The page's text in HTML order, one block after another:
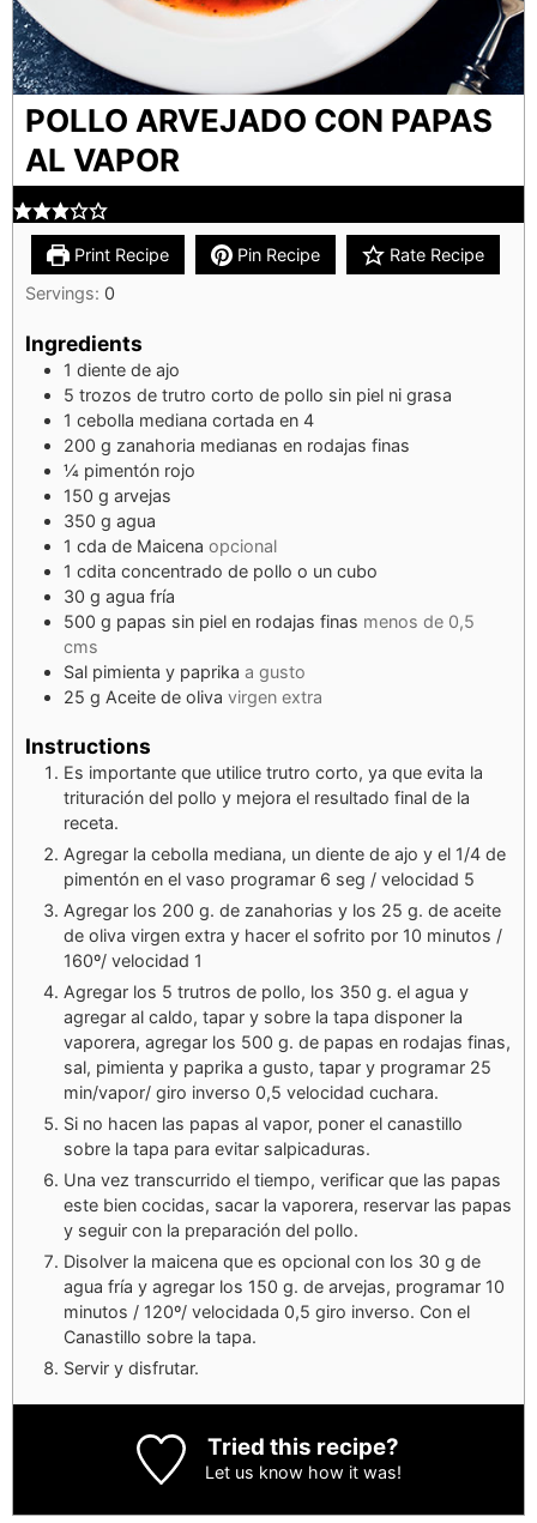
POLLO ARVEJADO CON PAPAS
AL VAPOR
Print Recipe Pin Recipe
Rate Recipe
Servings: 0
Ingredients
1 diente de ajo
5 trozos de trutro corto de pollo sin piel ni grasa
1 cebolla mediana cortada en 4
200 g zanahoria medianas en rodajas finas
¼ pimentón rojo
150 g arvejas
350 g agua
1 cda de Maicena opcional
1 cdita concentrado de pollo o un cubo
30 g agua fría
500 g papas sin piel en rodajas finas menos de 0,5
cms
Sal pimienta y paprika a gusto
25 g Aceite de oliva virgen extra
Instructions
Es importante que utilice trutro corto, ya que evita la
trituración del pollo y mejora el resultado final de la
receta.
Agregar la cebolla mediana, un diente de ajo y el 1/4 de
pimentón en el vaso programar 6 seg / velocidad 5
Agregar los 200 g. de zanahorias y los 25 g. de aceite
de oliva virgen extra y hacer el sofrito por 10 minutos /
160º/ velocidad 1
Agregar los 5 trutros de pollo, los 350 g. el agua y
agregar al caldo, tapar y sobre la tapa disponer la
vaporera, agregar los 500 g. de papas en rodajas finas,
sal, pimienta y paprika a gusto, tapar y programar 25
min/vapor/ giro inverso 0,5 velocidad cuchara.
Si no hacen las papas al vapor, poner el canastillo
sobre la tapa para evitar salpicaduras.
Una vez transcurrido el tiempo, verificar que las papas
este bien cocidas, sacar la vaporera, reservar las papas
y seguir con la preparación del pollo.
Disolver la maicena que es opcional con los 30 g de
agua fría y agregar los 150 g. de arvejas, programar 10
minutos / 120º/ velocidada 0,5 giro inverso. Con el
Canastillo sobre la tapa.
Servir y disfrutar.
Tried this recipe?
Let us know how it was!